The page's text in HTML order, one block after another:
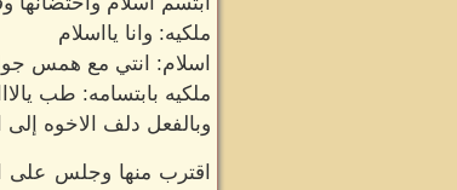
ملكيه: وانا يااسلام
اسلام: انتي مع همس
ملكيه بابتسامه: طب يالااا
وبالفعل دلف الاخوه
اقترب منها وجلس